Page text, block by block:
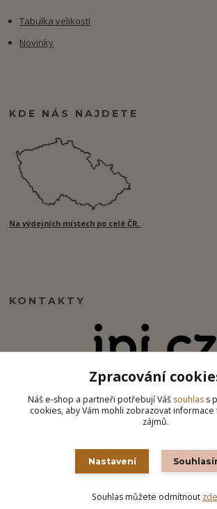
Tabulka velikostí
Novinky
KDE NÁS NAJDETE
Na výdejních místech po celé ČR.
KONTAKTY
info@ipj.cz
Vytvořeno na Eshop-
Zpracování
Náš e-shop a partneři potřebují Váš souhlas s
cookies, aby Vám mohli zobrazovat informace
zájmů.
Nastavení
Souhlas můžete odmítnout zde